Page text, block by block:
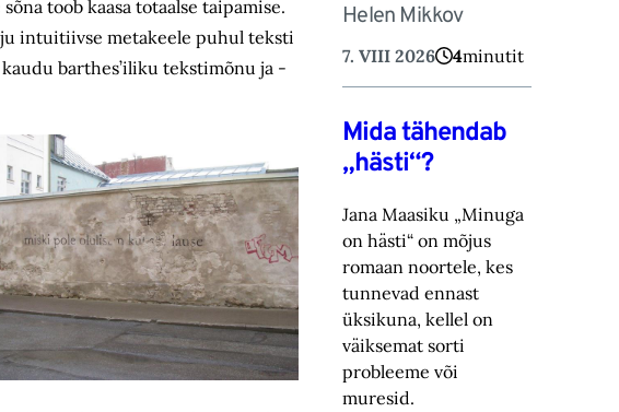
toob kaasa totaalse taipamise.
intuitiivse metakeele puhul teksti
barthes’iliku tekstimõnu ja -
Helen Mikkov
7. VIII 2026 4minutit
Mida tähendab
„hästi“?
Jana Maasiku „Minuga
on hästi“ on mõjus
romaan noortele, kes
tunnevad ennast
üksikuna, ‎kellel on
väiksemat sorti
probleeme või
muresid.‎